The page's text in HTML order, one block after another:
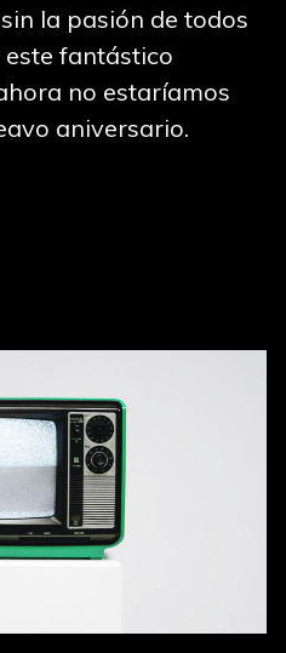
la pasión de todos
este fantástico
no estaríamos
aniversario.